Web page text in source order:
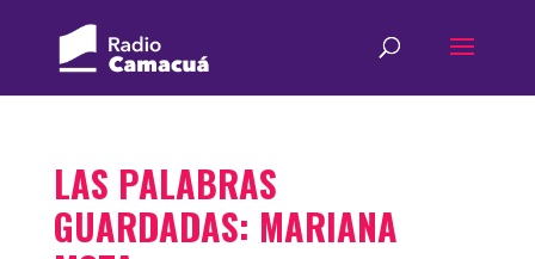
LAS PALABRAS
GUARDADAS: MARIANA